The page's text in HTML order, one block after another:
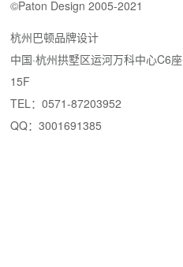
©Paton Design 2005-2021
杭州巴顿品牌设计
中国·杭州拱墅区运河万科中心C6座
15F
TEL：0571-87203952
QQ：3001691385